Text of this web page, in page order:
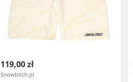
119,00 zł
Snowbitch.pl